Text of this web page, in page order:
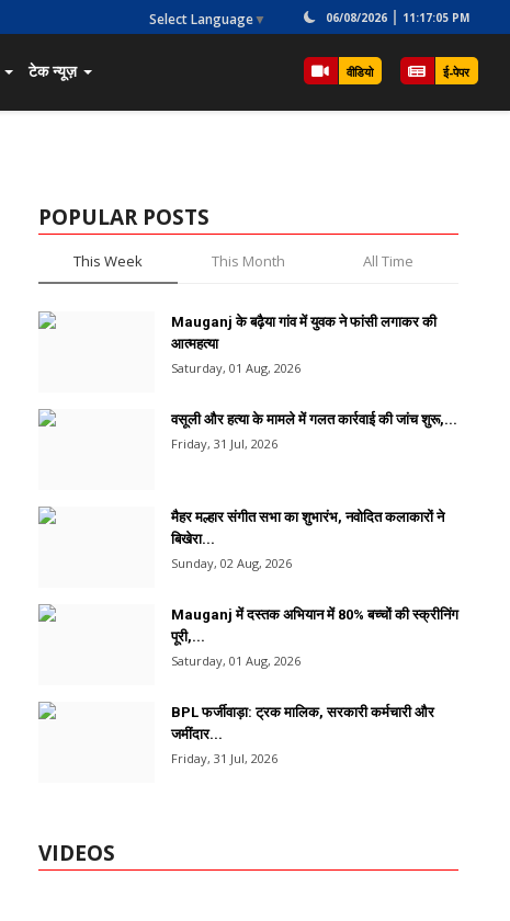
Select Language▼ 06/08/2026 11:17:05 PM
टेक न्यूज़ वीडियो ई-पेपर
POPULAR POSTS
This Week This Month All Time
Mauganj के बढ़ैया गांव में युवक ने फांसी लगाकर की
आत्महत्या
Saturday, 01 Aug, 2026
वसूली और हत्या के मामले में गलत कार्रवाई की जांच शुरू,...
Friday, 31 Jul, 2026
मैहर मल्हार संगीत सभा का शुभारंभ, नवोदित कलाकारों ने
बिखेरा...
Sunday, 02 Aug, 2026
Mauganj में दस्तक अभियान में 80% बच्चों की स्क्रीनिंग
पूरी,...
Saturday, 01 Aug, 2026
BPL फर्जीवाड़ा: ट्रक मालिक, सरकारी कर्मचारी और
जमींदार...
Friday, 31 Jul, 2026
VIDEOS